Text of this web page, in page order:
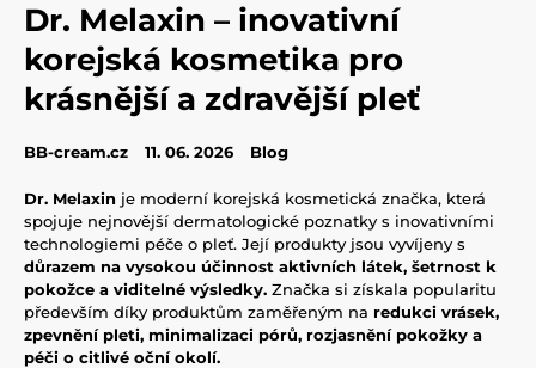
Dr. Melaxin – inovativní
korejská kosmetika pro
krásnější a zdravější pleť
BB-cream.cz 11. 06. 2026 Blog
Dr. Melaxin je moderní korejská kosmetická značka, která
spojuje nejnovější dermatologické poznatky s inovativními
technologiemi péče o pleť. Její produkty jsou vyvíjeny s
důrazem na vysokou účinnost aktivních látek, šetrnost k
pokožce a viditelné výsledky. Značka si získala popularitu
především díky produktům zaměřeným na redukci vrásek,
zpevnění pleti, minimalizaci pórů, rozjasnění pokožky a
péči o citlivé oční okolí.